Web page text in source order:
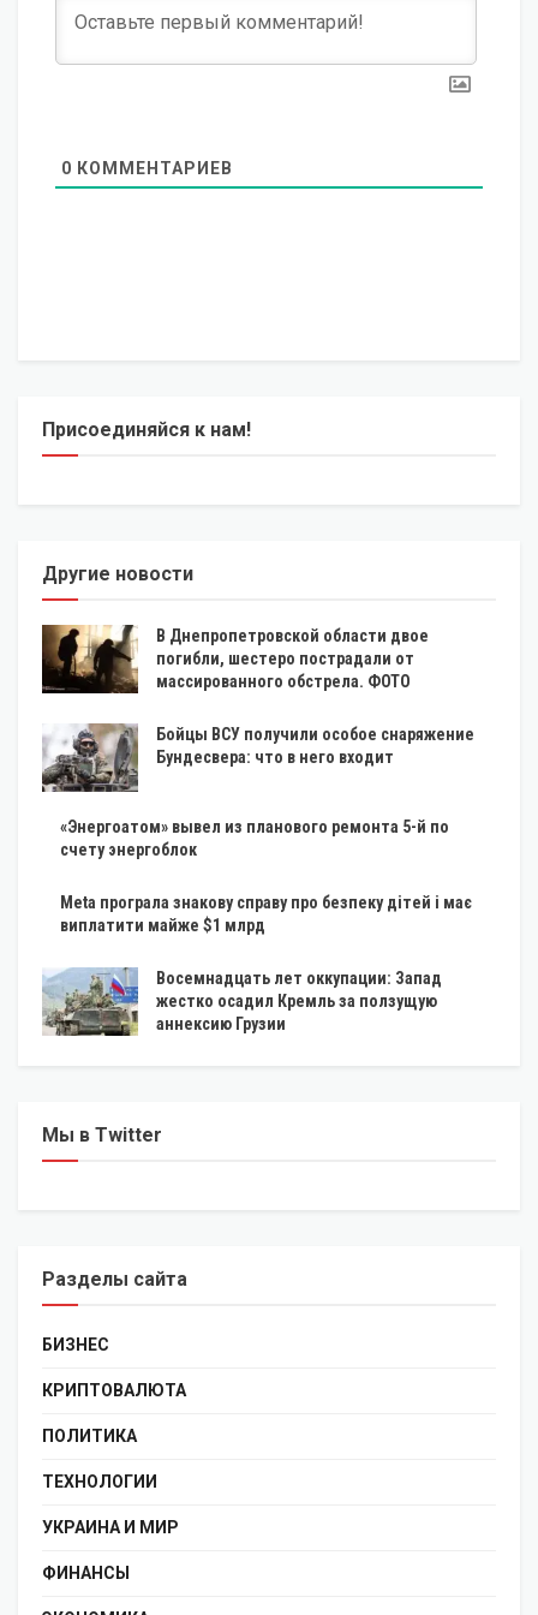
0 КОММЕНТАРИЕВ
Присоединяйся к нам!
Другие новости
В Днепропетровской области двое
погибли, шестеро пострадали от
массированного обстрела. ФОТО
Бойцы ВСУ получили особое снаряжение
Бундесвера: что в него входит
«Энергоатом» вывел из планового ремонта 5-й по
счету энергоблок
Meta програла знакову справу про безпеку дітей і має
виплатити майже $1 млрд
Восемнадцать лет оккупации: Запад
жестко осадил Кремль за ползущую
аннексию Грузии
Мы в Twitter
Разделы сайта
БИЗНЕС
КРИПТОВАЛЮТА
ПОЛИТИКА
ТЕХНОЛОГИИ
УКРАИНА И МИР
ФИНАНСЫ